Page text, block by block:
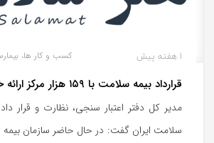
کسب و کار ها، 1 هفته پیش
قرارداد بیمه سلامت با ۱۵۹ هزار مرکز ارائه خدمات سلامت
مدیر کل دفتر اعتبار سنجی، نظارت و قرار